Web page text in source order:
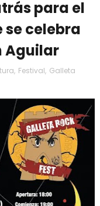
para el
se celebra
Aguilar
, Festival, Galleta